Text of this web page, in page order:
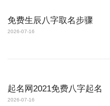
免费生辰八字取名步骤
2026-07-16
起名网2021免费八字起名
2026-07-16